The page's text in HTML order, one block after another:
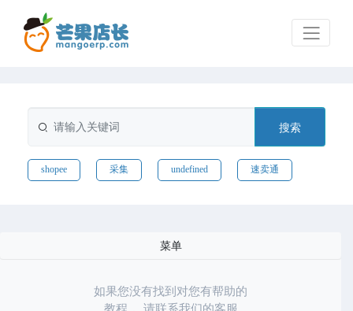
搜索
shopee 采集 undefined 速卖通
菜单
如果您没有找到对您有帮助的
教程， 请联系我们的客服